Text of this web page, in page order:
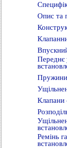
Опис та
Переднє
Пружини
Клапани
Ремінь